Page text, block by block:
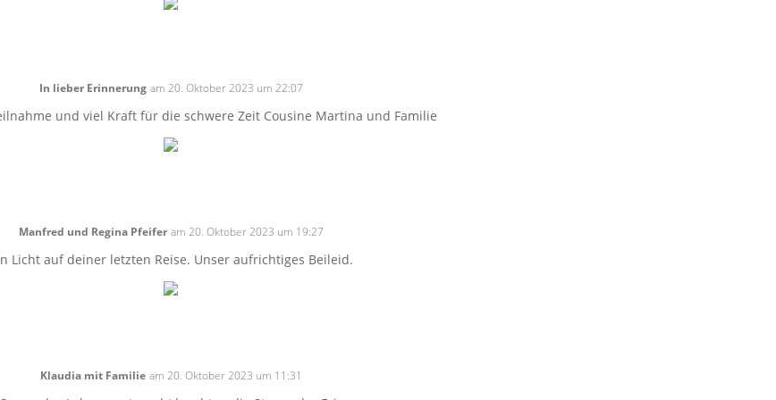
In lieber Erinnerung am 20. Oktober 2023 um 22:07
und viel Kraft für die schwere Zeit Cousine Martina und Familie
Manfred und Regina Pfeifer am 20. Oktober 2023 um 19:27
Licht auf deiner letzten Reise. Unser aufrichtiges Beileid.
Klaudia mit Familie am 20. Oktober 2023 um 11:31